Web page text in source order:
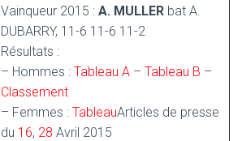
Vainqueur 2015 : A. MULLER bat A.
DUBARRY, 11-6 11-6 11-2
Résultats :
– Hommes : Tableau A – Tableau B –
Classement
– Femmes : TableauArticles de presse
du 16, 28 Avril 2015